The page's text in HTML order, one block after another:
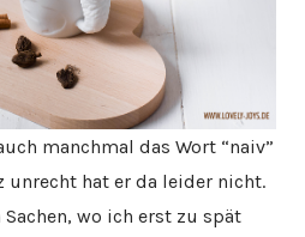
manchmal das Wort “naiv”
hat er da leider nicht.
wo ich erst zu spät